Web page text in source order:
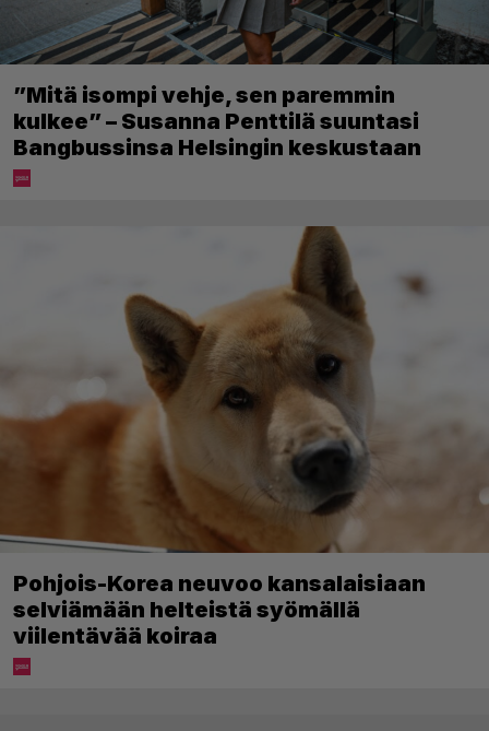
”Mitä isompi vehje, sen paremmin
kulkee” – Susanna Penttilä suuntasi
Bangbussinsa Helsingin keskustaan
Pohjois-Korea neuvoo kansalaisiaan
selviämään helteistä syömällä
viilentävää koiraa